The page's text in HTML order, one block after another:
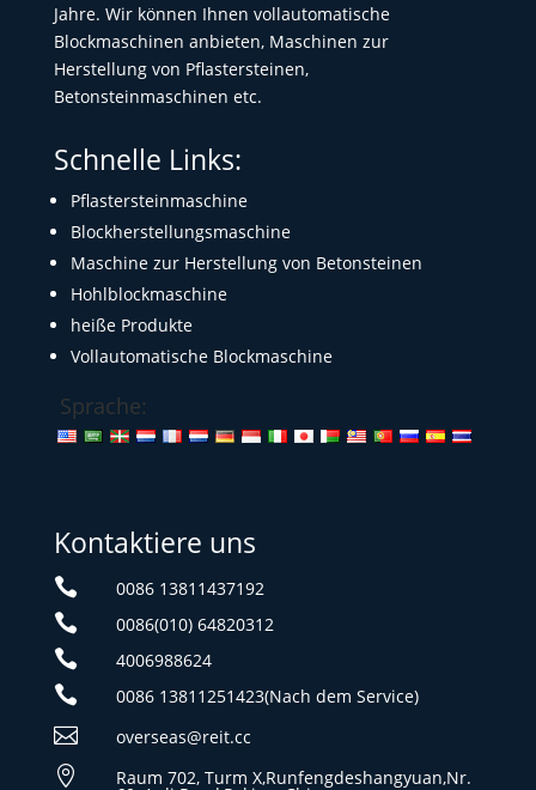
Jahre. Wir können Ihnen vollautomatische
Blockmaschinen anbieten, Maschinen zur
Herstellung von Pflastersteinen,
Betonsteinmaschinen etc.
Schnelle Links:
Pflastersteinmaschine
Blockherstellungsmaschine
Maschine zur Herstellung von Betonsteinen
Hohlblockmaschine
heiße Produkte
Vollautomatische Blockmaschine
Sprache:
Kontaktiere uns
 0086 13811437192
 0086(010) 64820312
 4006988624
 0086 13811251423(Nach dem Service)
 overseas@reit.cc
 Raum 702, Turm X,Runfengdeshangyuan,Nr.